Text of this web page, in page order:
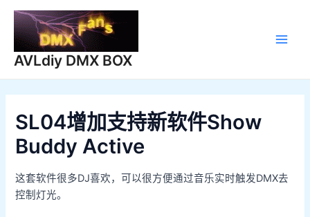
AVLdiy DMX BOX
SL04增加支持新软件Show
Buddy Active
这套软件很多DJ喜欢，可以很方便通过音乐实时触发DMX去
控制灯光。